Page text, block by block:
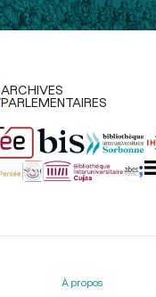
ARCHIVES
PARLEMENTAIRES
À propos